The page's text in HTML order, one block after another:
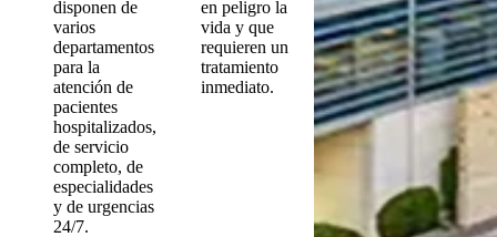
disponen de
varios
departamentos
para la
atención de
pacientes
hospitalizados,
de servicio
completo, de
especialidades
y de urgencias
24/7.
en peligro la
vida y que
requieren un
tratamiento
inmediato.